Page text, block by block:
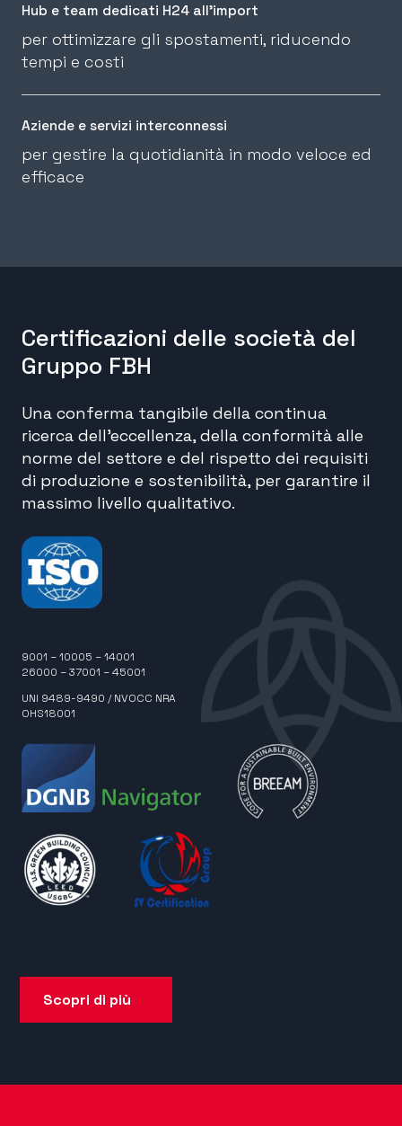
Hub e team dedicati H24 all’import
per ottimizzare gli spostamenti, riducendo
tempi e costi
Aziende e servizi interconnessi
per gestire la quotidianità in modo veloce ed
efficace
Certificazioni delle società del
Gruppo FBH
Una conferma tangibile della continua
ricerca dell’eccellenza, della conformità alle
norme del settore e del rispetto dei requisiti
di produzione e sostenibilità, per garantire il
massimo livello qualitativo.
9001 – 10005 – 14001
26000 – 37001 – 45001
UNI 9489-9490 / NVOCC NRA
OHS18001
Scopri di più